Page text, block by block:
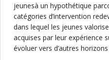
jeunesà un hypothétique
catégories d’intervention
dans lequel les jeunes
acquises par leur expérience
évoluer vers d’autres